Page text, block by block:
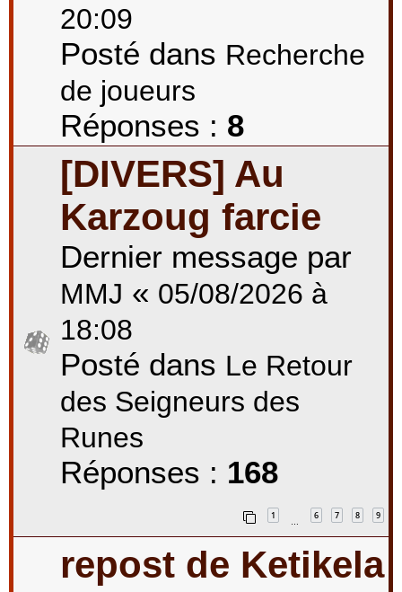
20:09
Posté dans Recherche
de joueurs
Réponses : 8
[DIVERS] Au
Karzoug farcie
Dernier message par
MMJ « 05/08/2026 à
18:08
Posté dans Le Retour
des Seigneurs des
Runes
Réponses : 168
1 6 7 8 9
repost de Ketikela